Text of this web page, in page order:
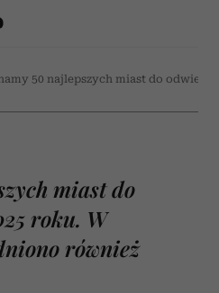
50 najlepszych miast do
miast do
roku. W
również